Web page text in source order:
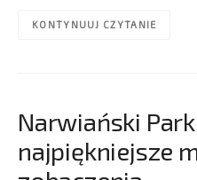
KONTYNUUJ CZYTANIE
Narwiański
najpiękniejsze